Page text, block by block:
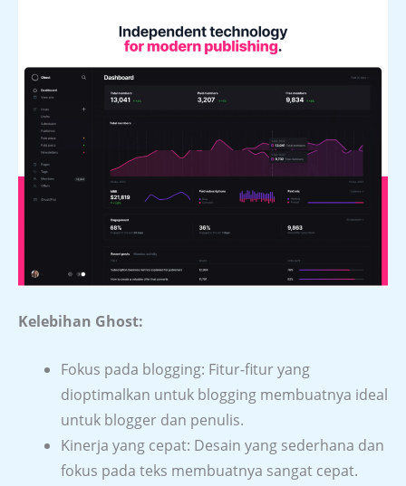
Kelebihan Ghost:
Fokus pada blogging: Fitur-fitur yang
dioptimalkan untuk blogging membuatnya ideal
untuk blogger dan penulis.
Kinerja yang cepat: Desain yang sederhana dan
fokus pada teks membuatnya sangat cepat.